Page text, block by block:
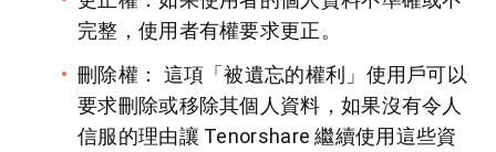
完整，使用者有權要求更正。
刪除權： 這項「被遺忘的權利」使用戶可以
要求刪除或移除其個人資料，如果沒有令人
信服的理由讓 Tenorshare 繼續使用這些資